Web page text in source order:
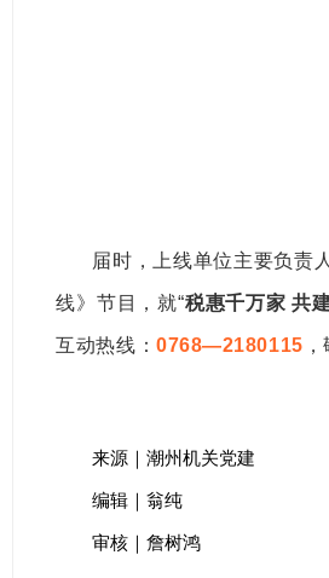
届时，上线单位主要负责
线》节目 ， 就“税惠千万家 共
互动热线：0768—2180115
来源｜潮州机关党建
编辑｜翁纯
审核｜詹树鸿